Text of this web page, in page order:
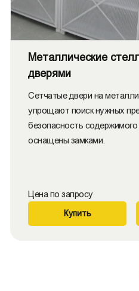
Металлические
дверями
Сетчатые двери на
упрощают поиск нужных
безопасность содержимого
оснащены замками.
Цена по запросу
Купить